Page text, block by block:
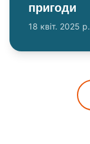
пригоди
18 квіт. 2025 р.